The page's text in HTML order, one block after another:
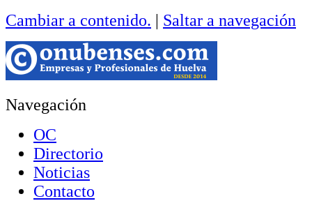
Cambiar a contenido. | Saltar a navegación
Navegación
OC
Directorio
Noticias
Contacto